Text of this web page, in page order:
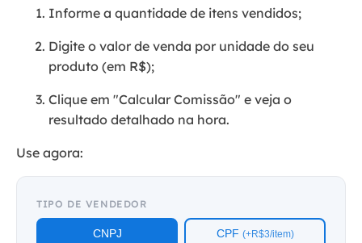
Informe a quantidade de itens vendidos;
Digite o valor de venda por unidade do seu
produto (em R$);
Clique em "Calcular Comissão" e veja o
resultado detalhado na hora.
Use agora:
TIPO DE VENDEDOR
CNPJ CPF (+R$3/item)